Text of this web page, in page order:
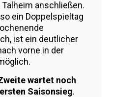
Talheim anschließen.
ein Doppelspieltag
ist ein deutlicher
vorne in der
wartet noch
Saisonsieg.